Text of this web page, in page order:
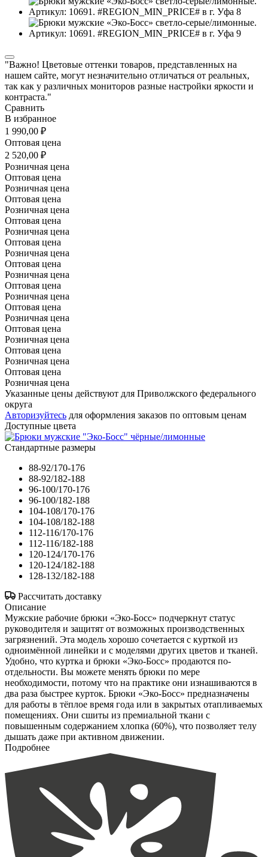
"Важно! Цветовые оттенки товаров, представленных на
нашем сайте, могут незначительно отличаться от реальных,
так как у различных мониторов разные настройки яркости и
контраста."
Сравнить
В избранное
1 990,00 ₽
Оптовая цена
2 520,00 ₽
Розничная цена
Оптовая цена
Розничная цена
Оптовая цена
Розничная цена
Оптовая цена
Розничная цена
Оптовая цена
Розничная цена
Оптовая цена
Розничная цена
Оптовая цена
Розничная цена
Оптовая цена
Розничная цена
Оптовая цена
Розничная цена
Оптовая цена
Розничная цена
Оптовая цена
Розничная цена
Указанные цены действуют для Приволжского федерального
округа
Авторизуйтесь для оформления заказов по оптовым ценам
Доступные цвета
Стандартные размеры
88-92/170-176
88-92/182-188
96-100/170-176
96-100/182-188
104-108/170-176
104-108/182-188
112-116/170-176
112-116/182-188
120-124/170-176
120-124/182-188
128-132/182-188
Рассчитать доставку
Описание
Мужские рабочие брюки «Эко-Босс» подчеркнут статус
руководителя и защитят от возможных производственных
загрязнений. Эта модель хорошо сочетается с курткой из
одноимённой линейки и с моделями других цветов и тканей.
Удобно, что куртка и брюки «Эко-Босс» продаются по-
отдельности. Вы можете менять брюки по мере
необходимости, потому что на практике они изнашиваются в
два раза быстрее курток. Брюки «Эко-Босс» предназначены
для работы в тёплое время года или в закрытых отапливаемых
помещениях. Они сшиты из премиальной ткани с
повышенным содержанием хлопка (60%), что позволяет телу
дышать даже при активном движении.
Подробнее